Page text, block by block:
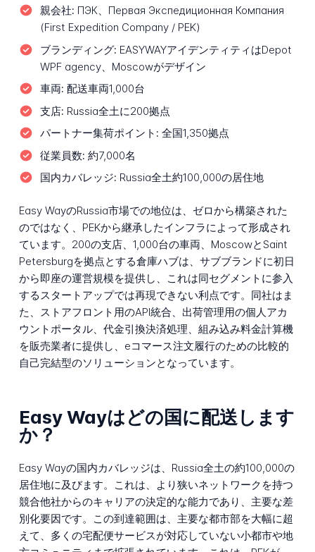
親会社: ПЭК、Первая Экспедиционная Компания
(First Expedition Company / PEK)
ブランディング: EASYWAYアイデンティティはDepot
WPF agency、Moscowがデザイン
車両: 配送車両1,000台
支店: Russia全土に200拠点
パートナー集荷ポイント: 全国1,350拠点
従業員数: 約7,000名
国内カバレッジ: Russia全土約100,000の居住地
Easy WayのRussia市場での地位は、ゼロから構築された
のではなく、PEKから継承したインフラによって形成され
ています。200の支店、1,000台の車両、MoscowとSaint
Petersburgを拠点とする倉庫ハブは、サブブランドに初日
から即座の運営規模を提供し、これは同セグメントに参入
するスタートアップでは再現できない利点です。同社はま
た、ストアフロント用のAPI統合、出荷管理用の個人アカ
ウントポータル、代金引換決済処理、組み込み料金計算機
を販売業者に提供し、eコマース注文履行のための比較的
自己完結型のソリューションとなっています。
Easy Wayはどの国に配送します
か？
Easy Wayの国内カバレッジは、Russia全土の約100,000の
居住地に及びます。これは、より狭いネットワークを持つ
競合他社からのキャリアの決定的な能力であり、主要な差
別化要因です。この到達範囲は、主要な都市部を大幅に超
えて、多くの宅配便サービスが対応していない小都市や地